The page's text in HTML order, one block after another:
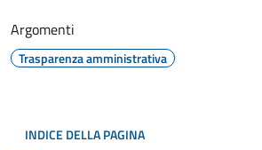
Argomenti
Trasparenza amministrativa
INDICE DELLA PAGINA